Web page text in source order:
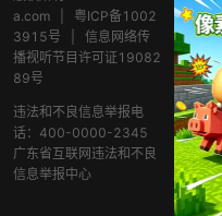
a.com
粤ICP备1002
3915号
信息网络传
播视听节目许可证19082
89号
违法和不良信息举报电
话：400-0000-2345
广东省互联网违法和不良
信息举报中心